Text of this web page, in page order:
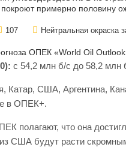
107 Нейтральная окраска
ОПЕК «World Oil
с 54,2 млн б/с до 58,2 млн
Катар, США, Аргентина,
в ОПЕК+.
полагают, что она
США будут расти